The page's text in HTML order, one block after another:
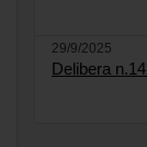
29/9/2025
Delibera